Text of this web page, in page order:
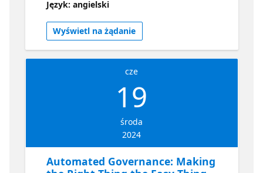
environment tools Detecting OWASP Top 10
style vulnerabilities in an example
application Remediating detected issues
Creating .gitignore files to prevent
environment files being committed Looking
at how GHAS can be combined with Copilot
to improve security further.
Język: angielski
Wyświetl na żądanie
cze
19
środa
2024
Automated Governance: Making